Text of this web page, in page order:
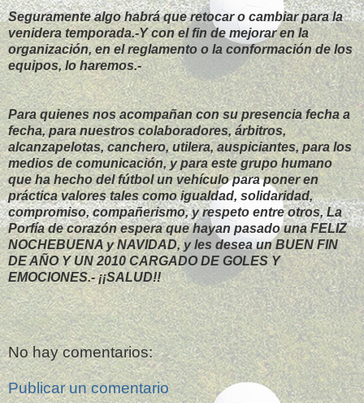
Seguramente algo habrá que retocar o cambiar para la
venidera temporada.-Y con el fin de mejorar en la
organización, en el reglamento o la conformación de los
equipos, lo haremos.-
Para quienes nos acompañan con su presencia fecha a
fecha, para nuestros colaboradores, árbitros,
alcanzapelotas, canchero, utilera, auspiciantes, para los
medios de comunicación, y para este grupo humano
que ha hecho del fútbol un vehículo para poner en
práctica valores tales como igualdad, solidaridad,
compromiso, compañerismo, y respeto entre otros, La
Porfía de corazón espera que hayan pasado una FELIZ
NOCHEBUENA y NAVIDAD, y les desea un BUEN FIN
DE AÑO Y UN 2010 CARGADO DE GOLES Y
EMOCIONES.- ¡¡SALUD!!
No hay comentarios:
Publicar un comentario